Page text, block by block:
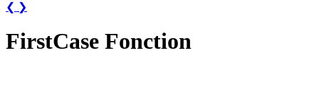
❮ ❯
FirstCase Fonction